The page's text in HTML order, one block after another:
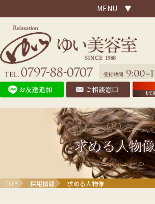
MENU ▼
求める人物像
TOP 採用情報 求める人物像